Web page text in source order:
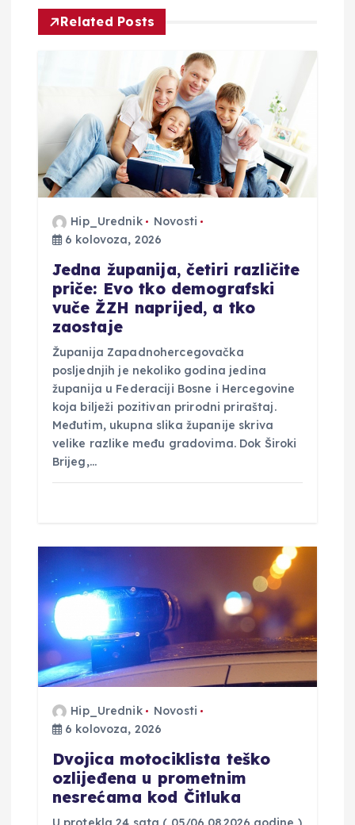
o
b
Related Posts
Hip_Urednik
Novosti
6 kolovoza, 2026
Jedna županija, četiri različite
priče: Evo tko demografski
vuče ŽZH naprijed, a tko
zaostaje
Županija Zapadnohercegovačka
posljednjih je nekoliko godina jedina
županija u Federaciji Bosne i Hercegovine
koja bilježi pozitivan prirodni priraštaj.
Međutim, ukupna slika županije skriva
velike razlike među gradovima. Dok Široki
Brijeg,…
Hip_Urednik
Novosti
6 kolovoza, 2026
Dvojica motociklista teško
ozlijeđena u prometnim
nesrećama kod Čitluka